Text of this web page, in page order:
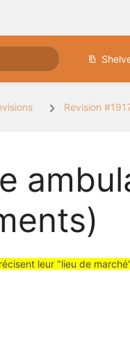
Revision
leur "lieu de